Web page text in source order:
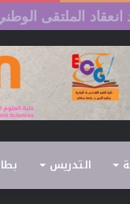
(الدورة العادية)
التدريس